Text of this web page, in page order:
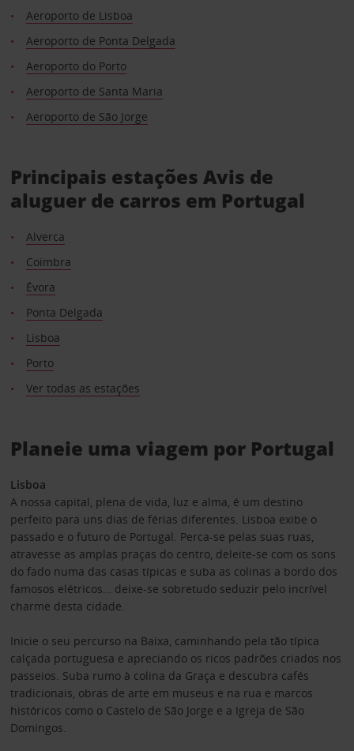
Aeroporto de Lisboa
Aeroporto de Ponta Delgada
Aeroporto do Porto
Aeroporto de Santa Maria
Aeroporto de São Jorge
Principais estações Avis de
aluguer de carros em Portugal
Alverca
Coimbra
Évora
Ponta Delgada
Lisboa
Porto
Ver todas as estações
Planeie uma viagem por Portugal
Lisboa
A nossa capital, plena de vida, luz e alma, é um destino
perfeito para uns dias de férias diferentes. Lisboa exibe o
passado e o futuro de Portugal. Perca-se pelas suas ruas,
atravesse as amplas praças do centro, deleite-se com os sons
do fado numa das casas típicas e suba as colinas a bordo dos
famosos elétricos… deixe-se sobretudo seduzir pelo incrível
charme desta cidade.
Inicie o seu percurso na Baixa, caminhando pela tão típica
calçada portuguesa e apreciando os ricos padrões criados nos
passeios. Suba rumo à colina da Graça e descubra cafés
tradicionais, obras de arte em museus e na rua e marcos
históricos como o Castelo de São Jorge e a Igreja de São
Domingos.